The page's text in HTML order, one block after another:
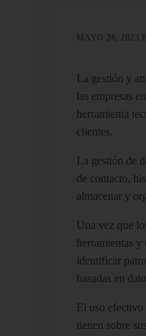
MAYO 26, 2023
La gestión y
las empresas
herramienta
clientes.
La gestión de
de contacto,
almacenar y
Una vez que
herramientas y
identificar
basadas en
El uso
tienen sobre